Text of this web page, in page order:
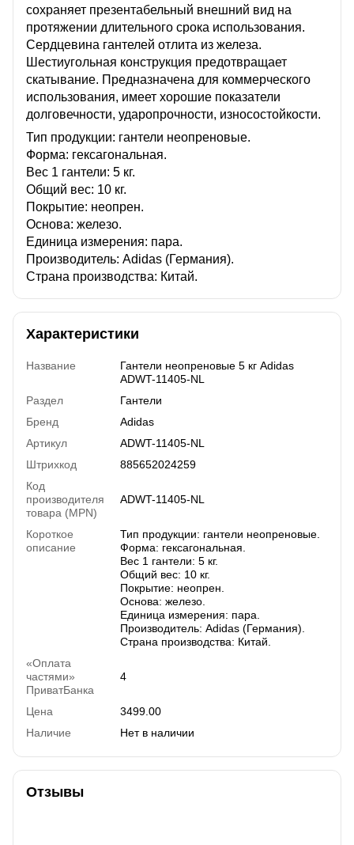
сохраняет презентабельный внешний вид на
протяжении длительного срока использования.
Сердцевина гантелей отлита из железа.
Шестиугольная конструкция предотвращает
скатывание. Предназначена для коммерческого
использования, имеет хорошие показатели
долговечности, ударопрочности, износостойкости.
Тип продукции: гантели неопреновые.
Форма: гексагональная.
Вес 1 гантели: 5 кг.
Общий вес: 10 кг.
Покрытие: неопрен.
Основа: железо.
Единица измерения: пара.
Производитель: Adidas (Германия).
Страна производства: Китай.
Характеристики
Название
Гантели неопреновые 5 кг Adidas
ADWT-11405-NL
Раздел
Гантели
Бренд
Adidas
Артикул
ADWT-11405-NL
Штрихкод
885652024259
Код
производителя
товара (MPN)
ADWT-11405-NL
Короткое
описание
Тип продукции: гантели неопреновые.
Форма: гексагональная.
Вес 1 гантели: 5 кг.
Общий вес: 10 кг.
Покрытие: неопрен.
Основа: железо.
Единица измерения: пара.
Производитель: Adidas (Германия).
Страна производства: Китай.
«Оплата
частями»
ПриватБанка
4
Цена
3499.00
Наличие
Нет в наличии
Отзывы